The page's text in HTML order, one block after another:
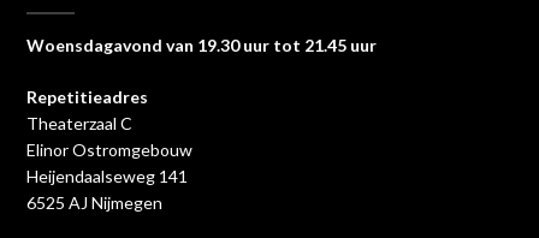
Woensdagavond van 19.30 uur tot 21.45 uur
Repetitieadres
Theaterzaal C
Elinor Ostromgebouw
Heijendaalseweg 141
6525 AJ Nijmegen